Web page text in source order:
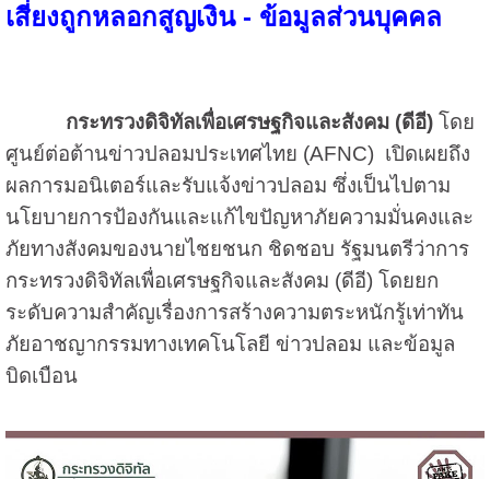
เสี่ยงถูกหลอกสูญเงิน - ข้อมูลส่วนบุคคล
กระทรวงดิจิทัลเพื่อเศรษฐกิจและสังคม (ดีอี)โดย
ศูนย์ต่อต้านข่าวปลอมประเทศไทย (AFNC) เปิดเผยถึง
ผลการมอนิเตอร์และรับแจ้งข่าวปลอม ซึ่งเป็นไปตาม
นโยบายการป้องกันและแก้ไขปัญหาภัยความมั่นคงและ
ภัยทางสังคมของนายไชยชนก ชิดชอบ รัฐมนตรีว่าการ
กระทรวงดิจิทัลเพื่อเศรษฐกิจและสังคม (ดีอี) โดยยก
ระดับความสำคัญเรื่องการสร้างความตระหนักรู้เท่าทัน
ภัยอาชญากรรมทางเทคโนโลยี ข่าวปลอม และข้อมูล
บิดเบือน